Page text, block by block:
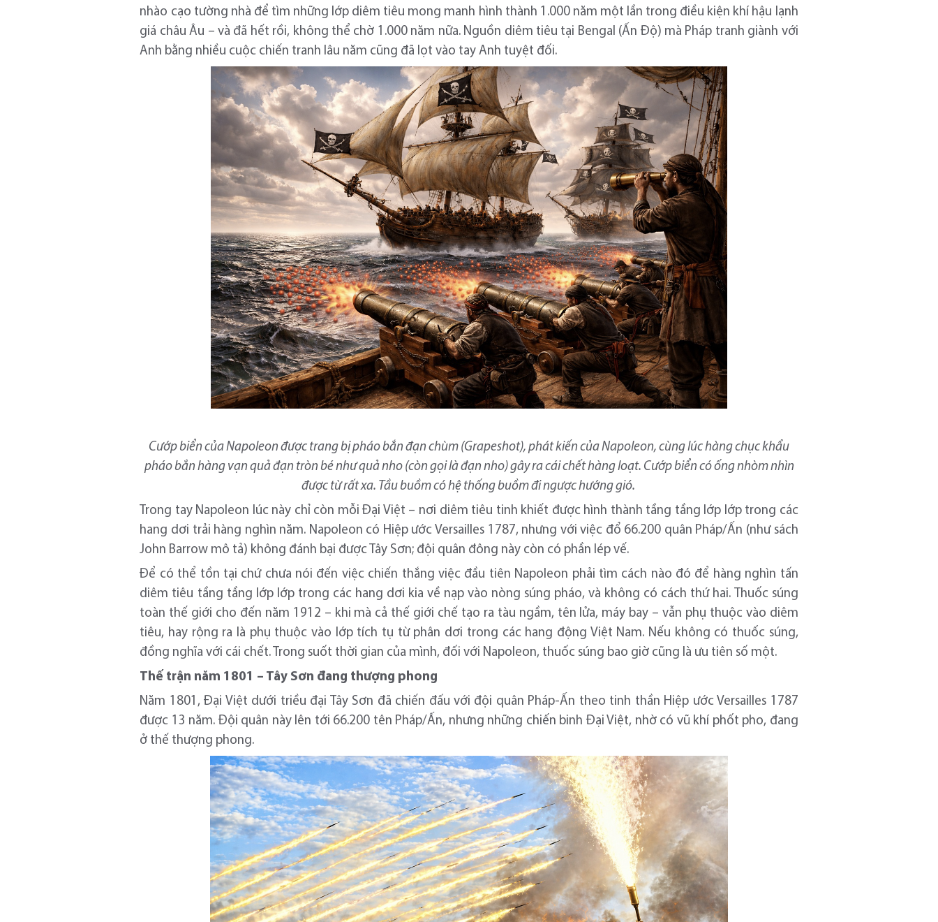
nhào cạo tường nhà để tìm những lớp diêm tiêu mong manh hình thành 1.000 năm một lần trong điều kiện khí hậu lạnh
giá châu Âu – và đã hết rồi, không thể chờ 1.000 năm nữa. Nguồn diêm tiêu tại Bengal (Ấn Độ) mà Pháp tranh giành với
Anh bằng nhiều cuộc chiến tranh lâu năm cũng đã lọt vào tay Anh tuyệt đối.
Cướp biển của Napoleon được trang bị pháo bắn đạn chùm (Grapeshot), phát kiến của Napoleon, cùng lúc hàng chục khẩu
pháo bắn hàng vạn quả đạn tròn bé như quả nho (còn gọi là đạn nho) gây ra cái chết hàng loạt. Cướp biển có ống nhòm nhìn
được từ rất xa. Tầu buồm có hệ thống buồm đi ngược hướng gió.
Trong tay Napoleon lúc này chỉ còn mỗi Đại Việt – nơi diêm tiêu tinh khiết được hình thành tầng tầng lớp lớp trong các
hang dơi trải hàng nghìn năm. Napoleon có Hiệp ước Versailles 1787, nhưng với việc đổ 66.200 quân Pháp/Ấn (như sách
John Barrow mô tả) không đánh bại được Tây Sơn; đội quân đông này còn có phần lép vế.
Để có thể tồn tại chứ chưa nói đến việc chiến thắng việc đầu tiên Napoleon phải tìm cách nào đó để hàng nghìn tấn
diêm tiêu tầng tầng lớp lớp trong các hang dơi kia về nạp vào nòng súng pháo, và không có cách thứ hai. Thuốc súng
toàn thế giới cho đến năm 1912 – khi mà cả thế giới chế tạo ra tàu ngầm, tên lửa, máy bay – vẫn phụ thuộc vào diêm
tiêu, hay rộng ra là phụ thuộc vào lớp tích tụ từ phân dơi trong các hang động Việt Nam. Nếu không có thuốc súng,
đồng nghĩa với cái chết. Trong suốt thời gian của mình, đối với Napoleon, thuốc súng bao giờ cũng là ưu tiên số một.
Thế trận năm 1801 – Tây Sơn đang thượng phong
Năm 1801, Đại Việt dưới triều đại Tây Sơn đã chiến đấu với đội quân Pháp-Ấn theo tinh thần Hiệp ước Versailles 1787
được 13 năm. Đội quân này lên tới 66.200 tên Pháp/Ấn, nhưng những chiến binh Đại Việt, nhờ có vũ khí phốt pho, đang
ở thế thượng phong.